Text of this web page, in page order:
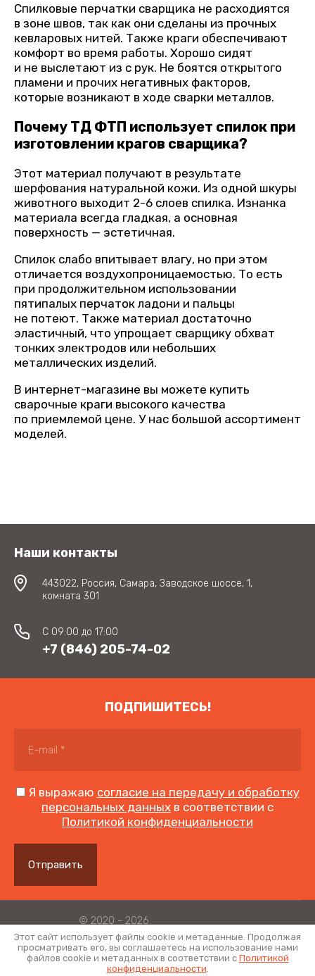
Этот сайт использует файлы cookie и метаданные. Продолжая
просматривать его, вы соглашаетесь на использование нами
файлов cookie и метаданных в соответствии с Политикой
конфиденциальности.
Спилковые перчатки сварщика не расходиятся
в зоне швов, так как они сделаны из прочных
кевларовых нитей. Также краги обеспечивают
комфорт во время работы. Хорошо сидят
и не выслетают из с рук. Не боятся открытого
пламени и прочих негативных факторов,
которые возникают в ходе сварки металлов.
Почему ТД ФТП использует спилок при
изготовлении крагов сварщика?
Этот материал получают в результате
шерфования натуральной кожи. Из одной шкуры
животного выходит 2-6 слоев спилка. Изнанка
материала всегда гладкая, а основная
поверхность — эстетичная.
Спилок слабо впитывает влагу, но при этом
отличается воздухопроницаемостью. То есть
при продолжительном использовании
пятипалых перчаток ладони и пальцы
не потеют. Также материал достаточно
эластичный, что упрощает сварщику обхват
тонких электродов или небольших
металлических изделий.
В интернет-магазине вы можете купить
сварочные краги высокого качества
по приемлемой цене. У нас большой ассортимент
моделей.
Наши контакты
443022, Россия, Самара, Заводское шоссе, 1,
комната 301
C 09:00 до 17:00
+7 (846) 205-74-02
ПОДПИШИТЕСЬ!
Я выражаю согласие на передачу и обработку
персональных данных в соответствии с
Политикой конфиденциальности
Отправить
© 2020 - 2026
Политика конфиденциальности